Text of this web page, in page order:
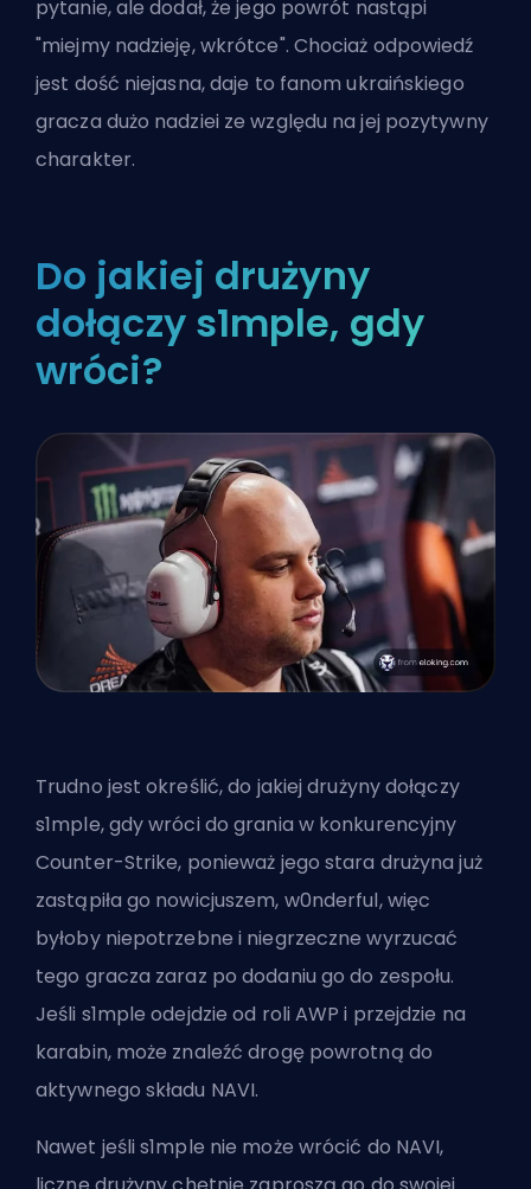
pytanie, ale dodał, że jego powrót nastąpi
"miejmy nadzieję, wkrótce". Chociaż odpowiedź
jest dość niejasna, daje to fanom ukraińskiego
gracza dużo nadziei ze względu na jej pozytywny
charakter.
Do jakiej drużyny
dołączy s1mple, gdy
wróci?
Trudno jest określić, do jakiej drużyny dołączy
s1mple, gdy wróci do grania w konkurencyjny
Counter-Strike, ponieważ jego stara drużyna już
zastąpiła go nowicjuszem, w0nderful, więc
byłoby niepotrzebne i niegrzeczne wyrzucać
tego gracza zaraz po dodaniu go do zespołu.
Jeśli s1mple odejdzie od roli AWP i przejdzie na
karabin, może znaleźć drogę powrotną do
aktywnego składu NAVI.
Nawet jeśli s1mple nie może wrócić do NAVI,